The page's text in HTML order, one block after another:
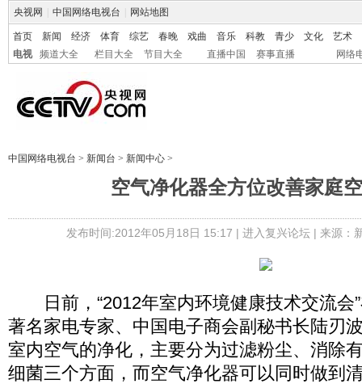
央视网 中国网络电视台 网站地图
首页 新闻 经济 体育 综艺 春晚 戏曲 音乐 科教 青少 文化
艺术
电视
频道大全 栏目大全 节目大全 直播中国 赛事直播 网络
中国网络电视台 > 新闻台 > 新闻中心 >
空气净化器全方位改善家庭
发布时间:2012年05月18日 15:17 | 进入复兴论坛| 来源：
日前，“2012年室内环境健康技术交流会
著名家电专家、中国电子商会副秘书长陆刃
室内空气的净化，主要分为过滤粉尘、消除
细菌三个方面，而空气净化器可以同时做到